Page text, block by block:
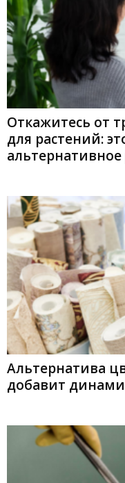
Откажитесь от
для растений:
Альтернатива
добавит